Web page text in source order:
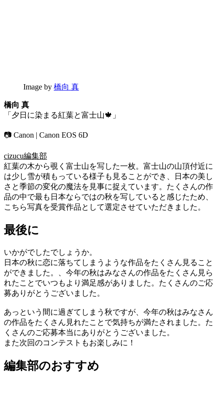
Image by 橋向 真
橋向 真
「夕日に染まる紅葉と富士山🍁」
📷 Canon | Canon EOS 6D
cizucu編集部
紅葉の木から覗く富士山を写した一枚。富士山の山頂付近に
は少し雪が積もっている様子も見ることができ、日本の美し
さと季節の変化の魔法を見事に捉えています。たくさんの作
品の中で最も日本ならではの秋を写していると感じたため、
こちら写真を受賞作品として選定させていただきました。
最後に
いかがでしたでしょうか。
日本の秋に恋に落ちてしまうような作品をたくさん見ること
ができました。、今年の秋はみなさんの作品をたくさん見ら
れたことでいつもより満足感がありました。たくさんのご応
募ありがとうございました。
あっという間に過ぎてしまう秋ですが、今年の秋はみなさん
の作品をたくさん見れたことで気持ちが満たされました。た
くさんのご応募本当にありがとうございました。
また次回のコンテストもお楽しみに！
編集部のおすすめ